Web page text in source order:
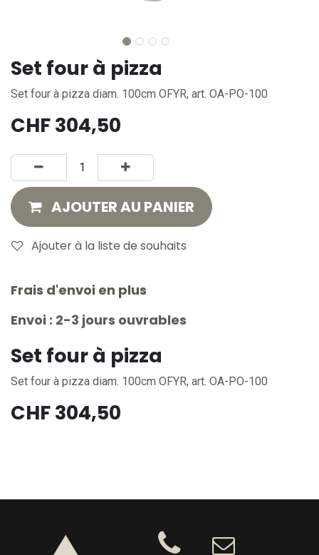
Set four à pizza
Set four à pizza diam. 100cm OFYR, art. OA-PO-100
CHF304,50
AJOUTER AU PANIER
Ajouter à la liste de souhaits
Frais d'envoi en plus
Envoi : 2-3 jours ouvrables
Set four à pizza
Set four à pizza diam. 100cm OFYR, art. OA-PO-100
CHF304,50